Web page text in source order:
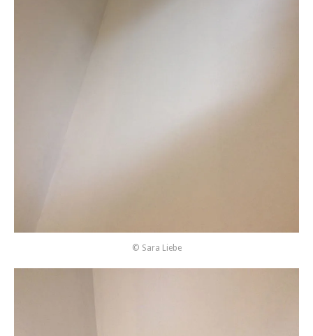
© Sara Liebe